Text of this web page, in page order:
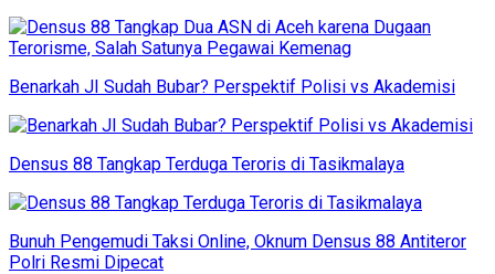
Benarkah JI Sudah Bubar? Perspektif Polisi vs Akademisi
Densus 88 Tangkap Terduga Teroris di Tasikmalaya
Bunuh Pengemudi Taksi Online, Oknum Densus 88 Antiteror
Polri Resmi Dipecat